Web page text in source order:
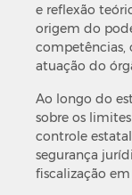
e reflexão
origem do
competências,
atuação do
Ao longo do
sobre os
controle
segurança
fiscalização